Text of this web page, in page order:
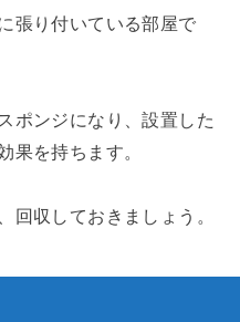
張り付いている部屋で
ポンジになり、設置した
果を持ちます。
回収しておきましょう。